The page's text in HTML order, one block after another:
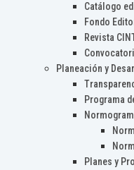
Catálogo
Fondo
Revista
Planeación y
Programa
Planes y